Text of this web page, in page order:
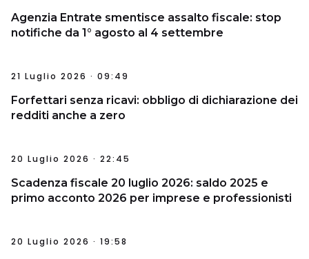
Agenzia Entrate smentisce assalto fiscale: stop
notifiche da 1° agosto al 4 settembre
21 Luglio 2026 · 09:49
Forfettari senza ricavi: obbligo di dichiarazione dei
redditi anche a zero
20 Luglio 2026 · 22:45
Scadenza fiscale 20 luglio 2026: saldo 2025 e
primo acconto 2026 per imprese e professionisti
20 Luglio 2026 · 19:58